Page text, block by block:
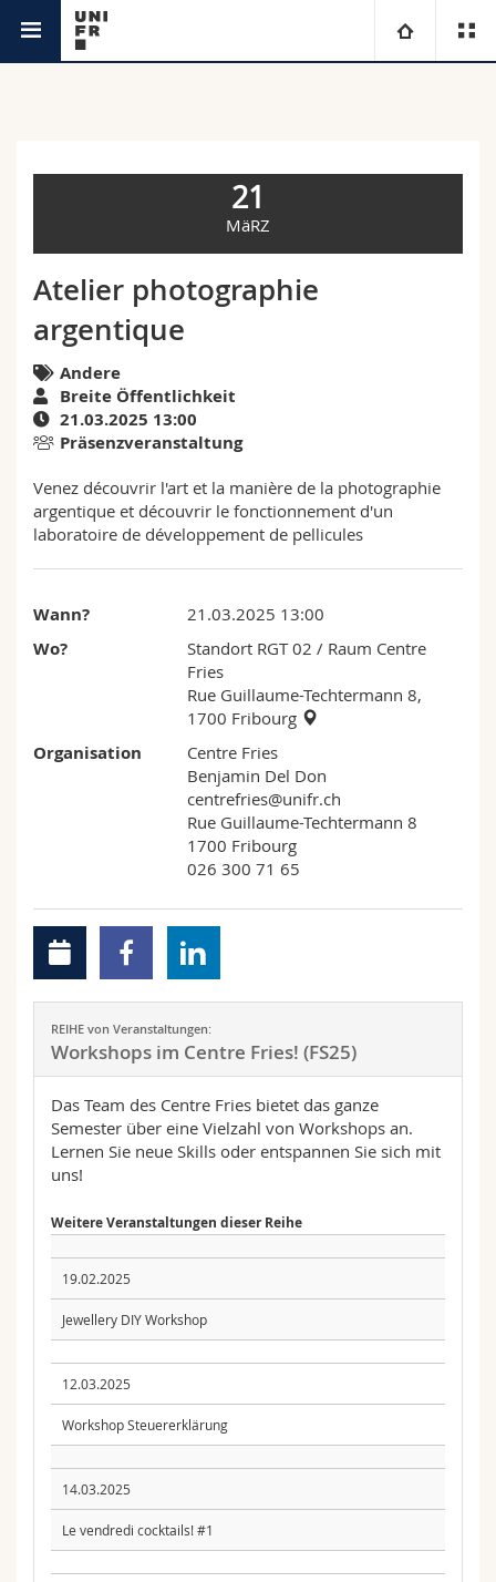
Universität
Weiterbildung
Wirtschafts- und Sozialwissenschaftliche Fak.
Philosophische Fak.
Fak. für Erziehungs- und Bildungswissenschaften
Math.-Nat. und Med. Fak.
Interfakultär
Studierende
Medien
Forschende
Mitarbeitende
Doktorierende
Ressourcen
Personenverzeichnis
Ortsplan
Bibliotheken
Webmail
Vorlesungsverzeichnis
21
MäRZ
Atelier photographie
argentique
Andere
Breite Öffentlichkeit
21.03.2025 13:00
Präsenzveranstaltung
Venez découvrir l'art et la manière de la photographie
argentique et découvrir le fonctionnement d'un
laboratoire de développement de pellicules
Wann? 21.03.2025 13:00
Wo?
Standort RGT 02 / Raum Centre
Fries
Rue Guillaume-Techtermann 8,
1700 Fribourg
Organisation
Centre Fries
Benjamin Del Don
centrefries@unifr.ch
Rue Guillaume-Techtermann 8
1700 Fribourg
026 300 71 65
REIHE von Veranstaltungen:
Workshops im Centre Fries! (FS25)
Das Team des Centre Fries bietet das ganze
Semester über eine Vielzahl von Workshops an.
Lernen Sie neue Skills oder entspannen Sie sich mit
uns!
Weitere Veranstaltungen dieser Reihe
19.02.2025
Jewellery DIY Workshop
12.03.2025
Workshop Steuererklärung
14.03.2025
Le vendredi cocktails! #1